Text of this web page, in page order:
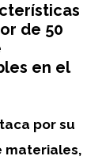
de 50
en el
por su
materiales,